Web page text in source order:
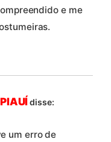
e me
disse:
um erro de